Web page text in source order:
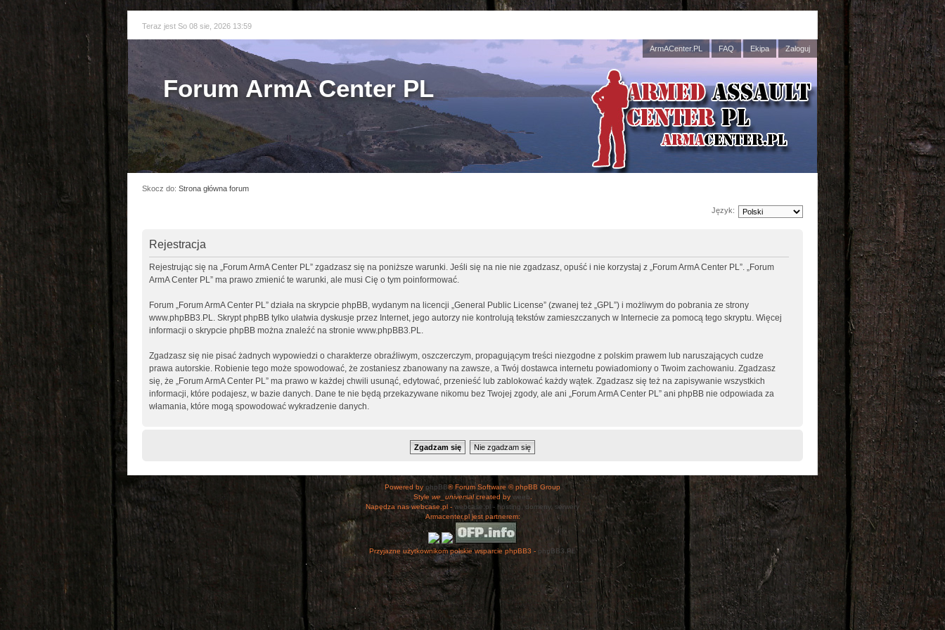
Teraz jest So 08 sie, 2026 13:59
ArmACenter.PL FAQ Ekipa Zaloguj
Forum ArmA Center PL
Skocz do: Strona główna forum
Język:
Rejestracja
Rejestrując się na „Forum ArmA Center PL” zgadzasz się na poniższe warunki. Jeśli się na nie nie zgadzasz, opuść i nie korzystaj z „Forum ArmA Center PL”. „Forum
ArmA Center PL” ma prawo zmienić te warunki, ale musi Cię o tym poinformować.
Forum „Forum ArmA Center PL” działa na skrypcie phpBB, wydanym na licencji „ General Public License” (zwanej też „GPL”) i możliwym do pobrania ze strony
www.phpBB3.PL
. Skrypt phpBB tylko ułatwia dyskusje przez Internet, jego autorzy nie kontrolują tekstów zamieszczanych w Internecie za pomocą tego skryptu. Więcej
informacji o skrypcie phpBB można znaleźć na stronie www.phpBB3.PL
Zgadzasz się nie pisać żadnych wypowiedzi o charakterze obraźliwym, oszczerczym, propagującym treści niezgodne z polskim prawem lub naruszających cudze
prawa autorskie. Robienie tego może spowodować, że zostaniesz zbanowany na zawsze, a Twój dostawca internetu powiadomiony o Twoim zachowaniu. Zgadzasz
się, że „Forum ArmA Center PL” ma prawo w każdej chwili usunąć, edytować, przenieść lub zablokować każdy wątek. Zgadzasz się też na zapisywanie wszystkich
informacji, które podajesz, w bazie danych. Dane te nie będą przekazywane nikomu bez Twojej zgody, ale ani „Forum ArmA Center PL” ani phpBB nie odpowiada za
włamania, które mogą spowodować wykradzenie danych.
Powered by phpBB® Forum Software © phpBB Group
Style we_universalcreated by weeb
Napędza nas webcase.pl - webcase.pl - hosting, domeny, serwery
Armacenter.pl jest partnerem:
Przyjazne użytkownikom polskie wsparcie phpBB3 - phpBB3.PL